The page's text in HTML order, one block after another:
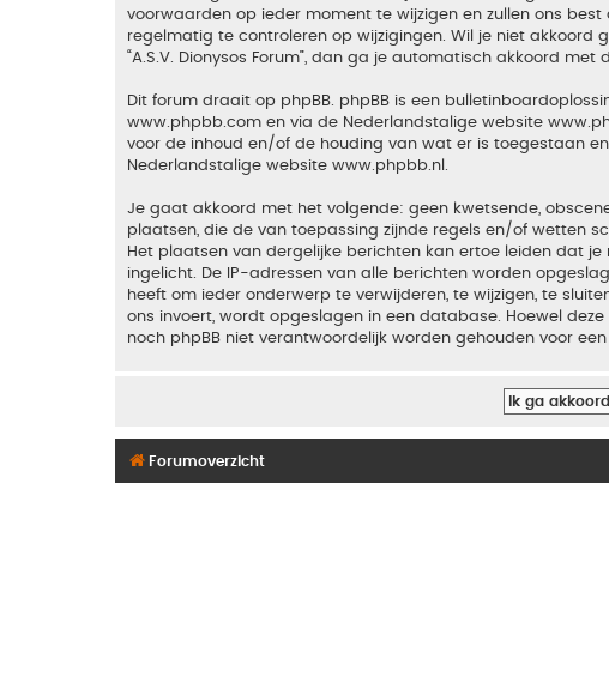
voorwaarden op ieder moment te wijzigen en zullen ons
regelmatig te controleren op wijzigingen. Wil je niet akkoord
“A.S.V. Dionysos Forum”, dan ga je automatisch akkoord met
Dit forum draait op phpBB. phpBB is een
www.phpbb.com en via de Nederlandstalige website
voor de inhoud en/of de houding van wat er is toegestaan
Nederlandstalige website www.phpbb.nl
Je gaat akkoord met het volgende: geen kwetsende,
plaatsen, die de van toepassing zijnde regels en/of wetten
Het plaatsen van dergelijke berichten kan ertoe leiden dat
ingelicht. De IP-adressen van alle berichten worden
heeft om ieder onderwerp te verwijderen, te wijzigen, te
ons invoert, wordt opgeslagen in een database. Hoewel
noch phpBB niet verantwoordelijk worden gehouden voor
Forumoverzicht